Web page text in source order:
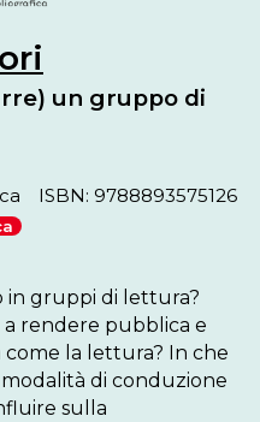
un gruppo di
ISBN: 9788893575126
in gruppi di lettura?
a rendere pubblica e
come la lettura? In che
di conduzione
sulla